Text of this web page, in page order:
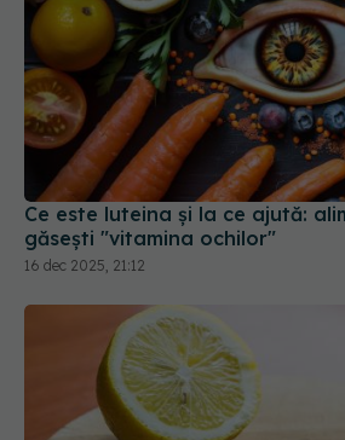
Ce este luteina și la ce ajută:
găsești "vitamina ochilor"
16 dec 2025, 21:12